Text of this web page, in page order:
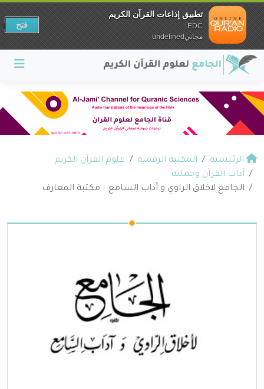
الرئيسية المكتبة الرقمية
علوم القرآن الكريم
آداب القرآن وحملته
الجامع لاخلاق الراوي و آداب السامع – مكتبة المعارف
تطبيق إذاعات القرآن الكريم
EDC
مجانيundefined
فتح